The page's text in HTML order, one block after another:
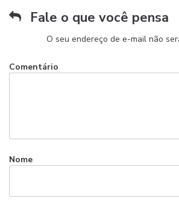
Fale o que você pensa
O seu endereço de e-mail não
Nome
Comentário